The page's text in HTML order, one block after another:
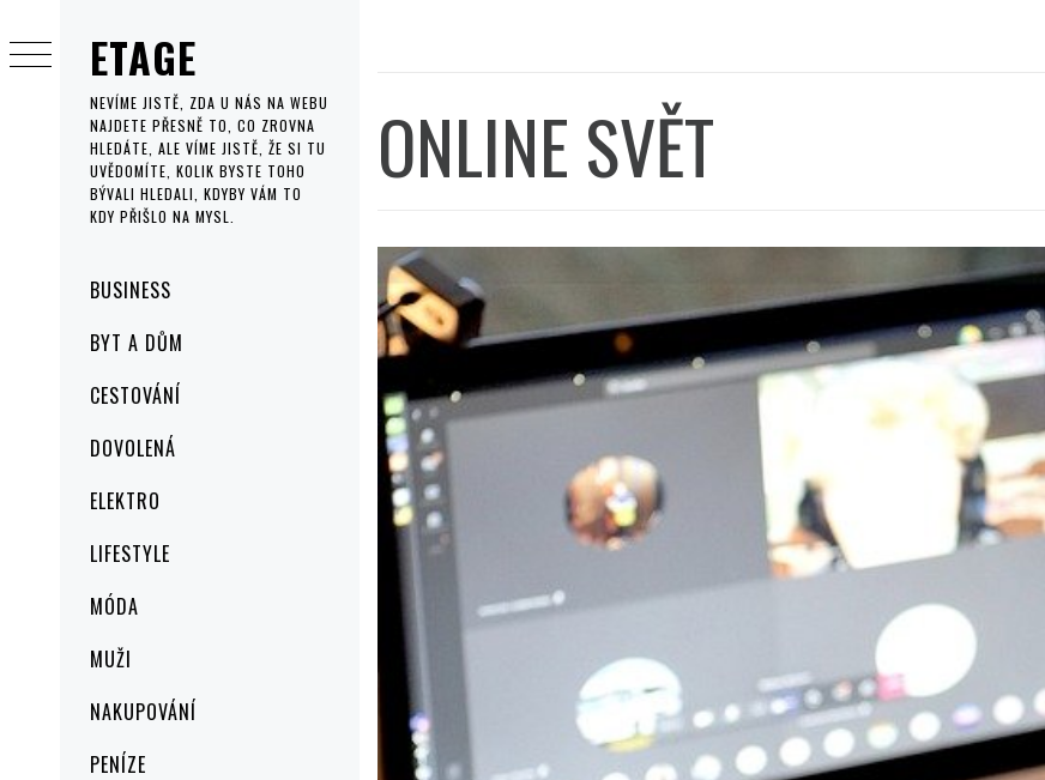
ETAGE
NEVÍME JISTĚ, ZDA U NÁS NA WEBU
NAJDETE PŘESNĚ TO, CO ZROVNA
HLEDÁTE, ALE VÍME JISTĚ, ŽE SI TU
UVĚDOMÍTE, KOLIK BYSTE TOHO
BÝVALI HLEDALI, KDYBY VÁM TO
KDY PŘIŠLO NA MYSL.
MenuBUSINESS
BYT A DŮM
CESTOVÁNÍ
DOVOLENÁ
ELEKTRO
LIFESTYLE
MÓDA
MUŽI
NAKUPOVÁNÍ
PENÍZE
to
content
ONLINE SVĚT